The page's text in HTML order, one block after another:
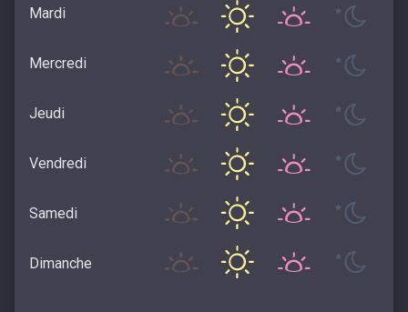
Mardi
Mercredi
Jeudi
Vendredi
Samedi
Dimanche